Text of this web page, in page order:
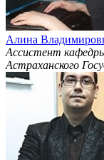
Алина
Ассистент
Астраханского